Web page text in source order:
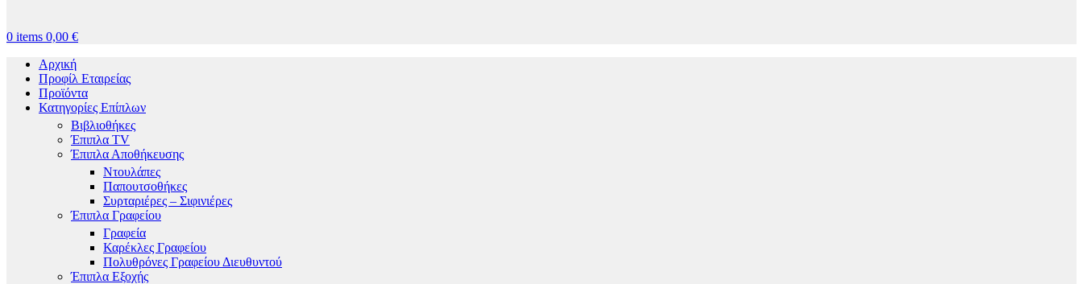
0 items 0,00 €
Αρχική
Προφίλ Εταιρείας
Προϊόντα
Κατηγορίες Επίπλων
Βιβλιοθήκες
Έπιπλα TV
Έπιπλα Αποθήκευσης
Ντουλάπες
Παπουτσοθήκες
Συρταριέρες – Σιφινιέρες
Έπιπλα Γραφείου
Γραφεία
Καρέκλες Γραφείου
Πολυθρόνες Γραφείου Διευθυντού
Έπιπλα Εξοχής